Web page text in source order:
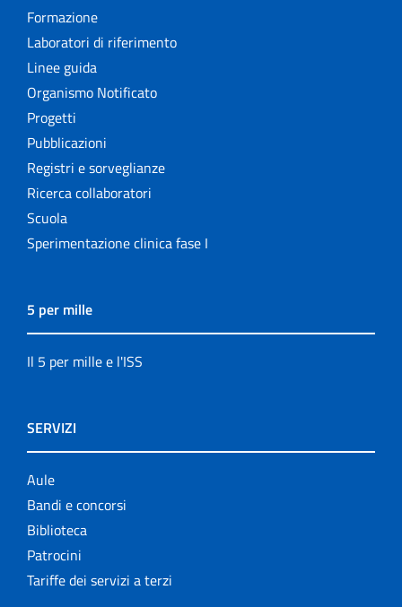
Formazione
Laboratori di riferimento
Linee guida
Organismo Notificato
Progetti
Pubblicazioni
Registri e sorveglianze
Ricerca collaboratori
Scuola
Sperimentazione clinica fase I
5 per mille
Il 5 per mille e l'ISS
SERVIZI
Aule
Bandi e concorsi
Biblioteca
Patrocini
Tariffe dei servizi a terzi